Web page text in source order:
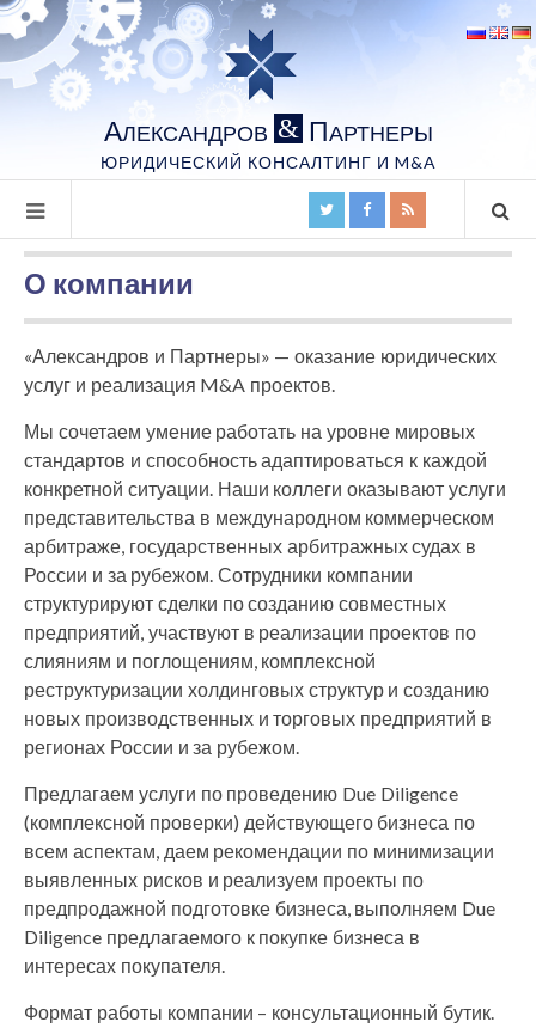
АЛЕКСАНДРОВ & ПАРТНЕРЫ
ЮРИДИЧЕСКИЙ КОНСАЛТИНГ И M&A
О компании
«Александров и Партнеры» — оказание юридических
услуг и реализация M&A проектов.
Мы сочетаем умение работать на уровне мировых
стандартов и способность адаптироваться к каждой
конкретной ситуации. Наши коллеги оказывают услуги
представительства в международном коммерческом
арбитраже, государственных арбитражных судах в
России и за рубежом. Сотрудники компании
структурируют сделки по созданию совместных
предприятий, участвуют в реализации проектов по
слияниям и поглощениям, комплексной
реструктуризации холдинговых структур и созданию
новых производственных и торговых предприятий в
регионах России и за рубежом.
Предлагаем услуги по проведению Due Diligence
(комплексной проверки) действующего бизнеса по
всем аспектам, даем рекомендации по минимизации
выявленных рисков и реализуем проекты по
предпродажной подготовке бизнеса, выполняем Due
Diligence предлагаемого к покупке бизнеса в
интересах покупателя.
Формат работы компании – консультационный бутик.